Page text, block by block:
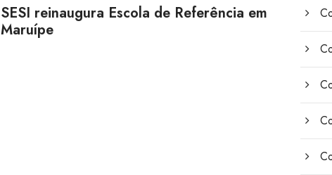
SESI reinaugura Escola de Referência em
Maruípe